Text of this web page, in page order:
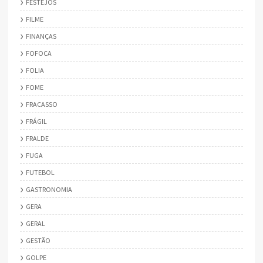
FESTEJOS
FILME
FINANÇAS
FOFOCA
FOLIA
FOME
FRACASSO
FRÁGIL
FRALDE
FUGA
FUTEBOL
GASTRONOMIA
GERA
GERAL
GESTÃO
GOLPE